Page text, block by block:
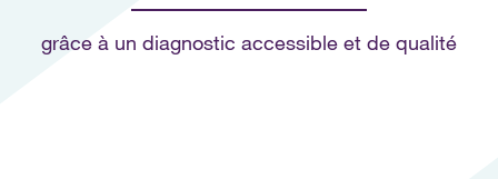
grâce à un diagnostic accessible et de qualité